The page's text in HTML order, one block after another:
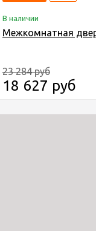
Граф "Dar" 1.0
В наличии
Межкомнатная
23 284 руб
18 627 руб